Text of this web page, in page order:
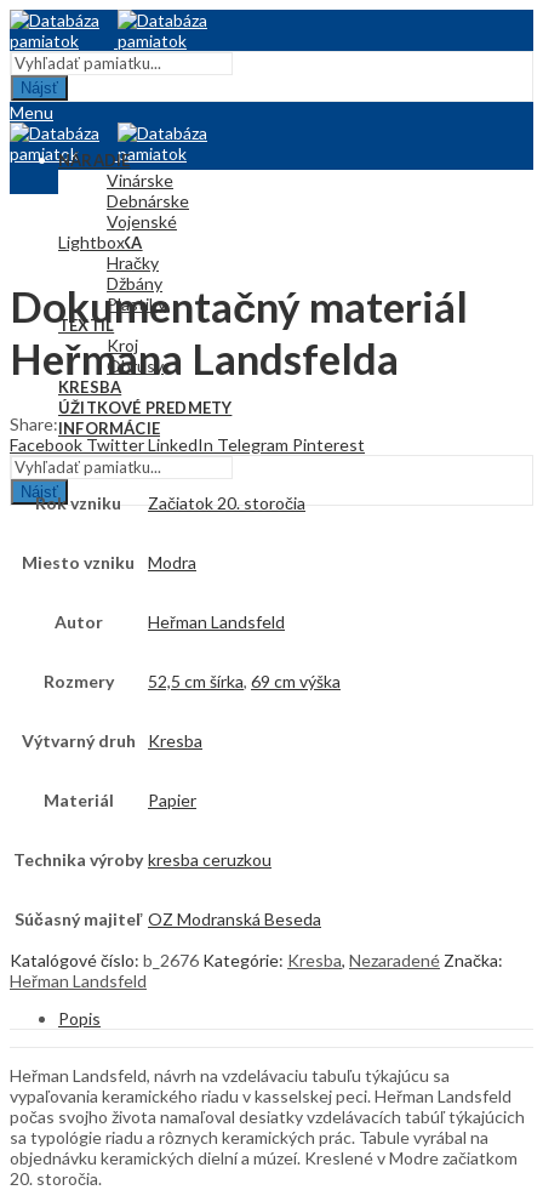
Nájsť
Menu
NÁRADIE
Vinárske
Debnárske
Vojenské
KERAMIKA
Hračky
Džbány
Plastiky
TEXTIL
Kroj
Obrusy
KRESBA
ÚŽITKOVÉ PREDMETY
INFORMÁCIE
Nájsť
Lightbox
Dokumentačný materiál
Heřmana Landsfelda
Share:
Facebook TwitterLinkedIn Telegram Pinterest
Rok vzniku Začiatok 20. storočia
Miesto vzniku Modra
Autor Heřman Landsfeld
Rozmery 52,5 cm šírka, 69 cm výška
Výtvarný druh Kresba
Materiál Papier
Technika výroby kresba ceruzkou
Súčasný majiteľ OZ Modranská Beseda
Katalógové číslo: b_2676 Kategórie: Kresba, Nezaradené Značka:
Heřman Landsfeld
Popis
Heřman Landsfeld, návrh na vzdelávaciu tabuľu týkajúcu sa
vypaľovania keramického riadu v kasselskej peci. Heřman Landsfeld
počas svojho života namaľoval desiatky vzdelávacích tabúľ týkajúcich
sa typológie riadu a rôznych keramických prác. Tabule vyrábal na
objednávku keramických dielní a múzeí. Kreslené v Modre začiatkom
20. storočia.